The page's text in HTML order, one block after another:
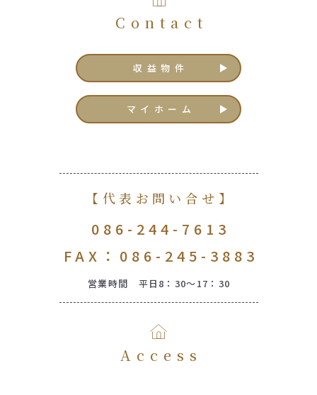
Contact
収益物件
マイホーム
【代表お問い合せ】
086-244-7613
FAX：086-245-3883
営業時間 平日8：30～17：30
Access